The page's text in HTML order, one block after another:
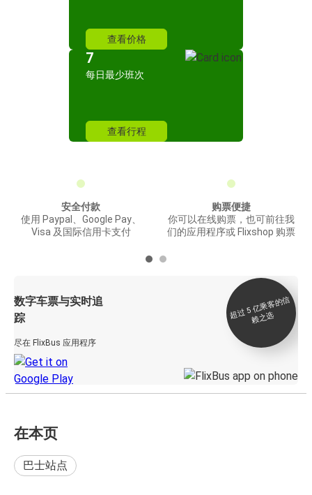
查看价格
7
每日最少班次
查看行程
安全付款
使用 Paypal、Google Pay、
Visa 及国际信用卡支付
购票便捷
你可以在线购票，也可前往我
们的应用程序或 Flixshop 购票
数字车票与实时追
踪
尽在 FlixBus 应用程序
超
过 5
亿
乘
客
的
信
赖
之
选
在本页
巴士站点